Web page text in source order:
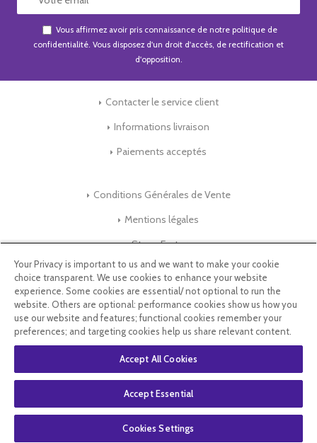
Vous affirmez avoir pris connaissance de notre politique de
confidentialité . Vous disposez d'un droit d'accès, de rectification et
d'opposition.
Contacter le service client
Informations livraison
Paiements acceptés
Conditions Générales de Vente
Mentions légales
Store-Factory
Qui Sommes nous ?
Parrainage
Blog & Conseils
Select Language
Your Privacy is important to us and we want to make your cookie
choice transparent. We use cookies to enhance your website
experience. Some cookies are essential/ not optional to run the
website. Others are optional: performance cookies show us how you
use our website and features; functional cookies remember your
preferences; and targeting cookies help us share relevant content.
Accept All Cookies
Accept Essential
Cookies Settings